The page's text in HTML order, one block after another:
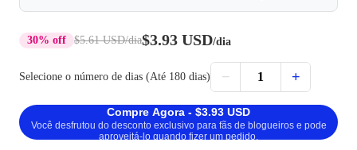
30% off $5.61 USD/dia$3.93 USD/dia
Selecione o número de dias (Até 180 dias) − 1 +
Compre Agora - $3.93 USD
Você desfrutou do desconto exclusivo para fãs de blogueiros e pode
aproveitá-lo quando fizer um pedido.